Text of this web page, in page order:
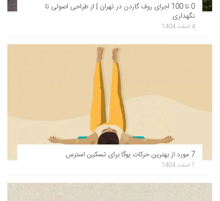
0 تا 100 اجرای روف گاردن در تهران | از طراحی اصولی تا
نگهداری
4 اسفند 1404
7 مورد از بهترین حرکات یوگا برای تسکین استرس
1 اسفند 1404